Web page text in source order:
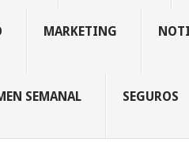
MARKETING
SEMANAL SEGUROS